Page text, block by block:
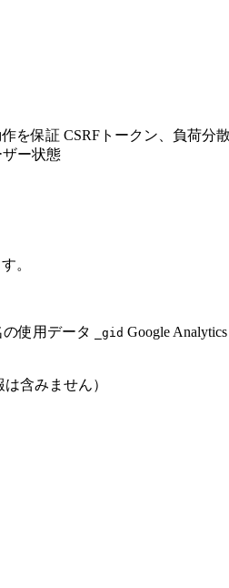
を保証 CSRFトークン、負荷分散
ー状態
。
の使用データ _gid Google
含みません）